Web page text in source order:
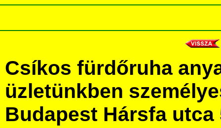
Csíkos fürdőruha
üzletünkben
Budapest Hársfa utca